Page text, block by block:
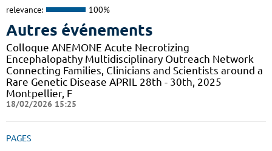
relevance: 100%
Autres événements
Colloque ANEMONE Acute Necrotizing
Encephalopathy Multidisciplinary Outreach Network
Connecting Families, Clinicians and Scientists around a
Rare Genetic Disease APRIL 28th - 30th, 2025
Montpellier, F
18/02/2026 15:25
PAGES